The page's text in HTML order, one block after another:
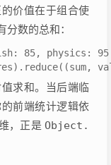
价值在于组合使
数的总和：
85, physics:
求和。当后端临
前端统计逻辑依
，正是 Object.